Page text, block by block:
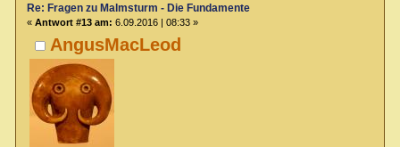
AngusMacLeod
Re: Fragen zu Malmsturm - Die Fundamente
« Antwort #13 am: 6.09.2016 | 08:33 »